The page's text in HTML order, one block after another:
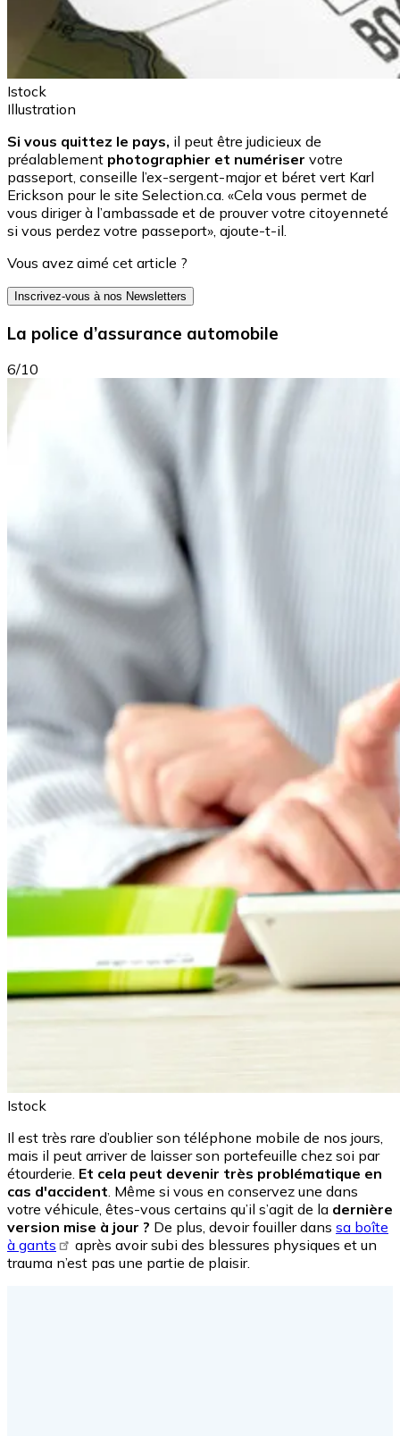
Istock
Illustration
Si vous quittez le pays, il peut être judicieux de
préalablement photographier et numériser votre
passeport, conseille l’ex-sergent-major et béret vert Karl
Erickson pour le site Selection.ca. «Cela vous permet de
vous diriger à l’ambassade et de prouver votre citoyenneté
si vous perdez votre passeport», ajoute-t-il.
Vous avez aimé cet article ?
Inscrivez-vous à nos Newsletters
La police d’assurance automobile
6/10
Istock
Il est très rare d’oublier son téléphone mobile de nos jours,
mais il peut arriver de laisser son portefeuille chez soi par
étourderie. Et cela peut devenir très problématique en
cas d'accident. Même si vous en conservez une dans
votre véhicule, êtes-vous certains qu’il s’agit de la dernière
version mise à jour ? De plus, devoir fouiller dans sa boîte
à gants
après avoir subi des blessures physiques et un
trauma n’est pas une partie de plaisir.